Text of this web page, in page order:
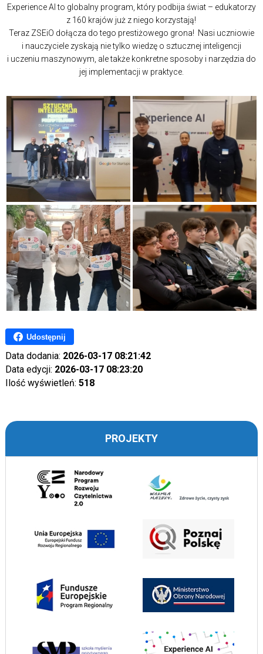
Experience AI to globalny program, który podbija świat – edukatorzy
z 160 krajów już z niego korzystają!
Teraz ZSEiO dołącza do tego prestiżowego grona! Nasi uczniowie
i nauczyciele zyskają nie tylko wiedzę o sztucznej inteligencji
i uczeniu maszynowym, ale także konkretne sposoby i narzędzia do
jej implementacji w praktyce.
Udostępnij
Data dodania: 2026-03-17 08:21:42
Data edycji: 2026-03-17 08:23:20
Ilość wyświetleń: 518
PROJEKTY